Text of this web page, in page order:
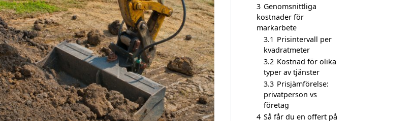
3 Genomsnittliga
kostnader för
markarbete
3.1 Prisintervall per
kvadratmeter
3.2 Kostnad för olika
typer av tjänster
3.3 Prisjämförelse:
privatperson vs
företag
4 Så får du en offert på